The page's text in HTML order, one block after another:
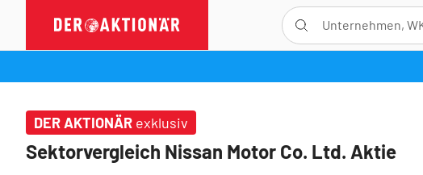
DER AKTIONÄR exklusiv
Sektorvergleich Nissan Motor Co. Ltd. Aktie